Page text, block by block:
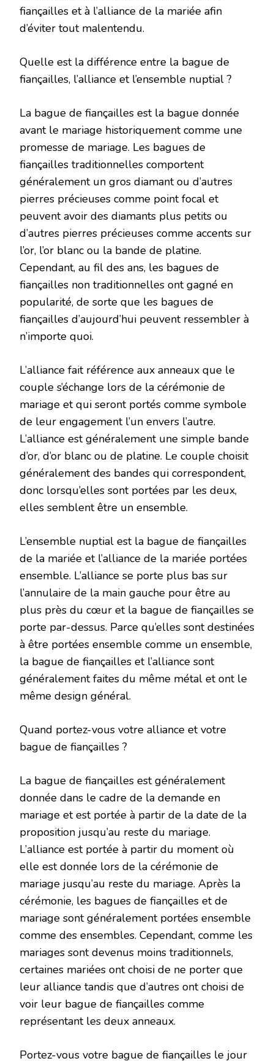
fiançailles et à l’alliance de la mariée afin
d’éviter tout malentendu.
Quelle est la différence entre la bague de
fiançailles, l’alliance et l’ensemble nuptial ?
La bague de fiançailles est la bague donnée
avant le mariage historiquement comme une
promesse de mariage. Les bagues de
fiançailles traditionnelles comportent
généralement un gros diamant ou d’autres
pierres précieuses comme point focal et
peuvent avoir des diamants plus petits ou
d’autres pierres précieuses comme accents sur
l’or, l’or blanc ou la bande de platine.
Cependant, au fil des ans, les bagues de
fiançailles non traditionnelles ont gagné en
popularité, de sorte que les bagues de
fiançailles d’aujourd’hui peuvent ressembler à
n’importe quoi.
L’alliance fait référence aux anneaux que le
couple s’échange lors de la cérémonie de
mariage et qui seront portés comme symbole
de leur engagement l’un envers l’autre.
L’alliance est généralement une simple bande
d’or, d’or blanc ou de platine. Le couple choisit
généralement des bandes qui correspondent,
donc lorsqu’elles sont portées par les deux,
elles semblent être un ensemble.
L’ensemble nuptial est la bague de fiançailles
de la mariée et l’alliance de la mariée portées
ensemble. L’alliance se porte plus bas sur
l’annulaire de la main gauche pour être au
plus près du cœur et la bague de fiançailles se
porte par-dessus. Parce qu’elles sont destinées
à être portées ensemble comme un ensemble,
la bague de fiançailles et l’alliance sont
généralement faites du même métal et ont le
même design général.
Quand portez-vous votre alliance et votre
bague de fiançailles ?
La bague de fiançailles est généralement
donnée dans le cadre de la demande en
mariage et est portée à partir de la date de la
proposition jusqu’au reste du mariage.
L’alliance est portée à partir du moment où
elle est donnée lors de la cérémonie de
mariage jusqu’au reste du mariage. Après la
cérémonie, les bagues de fiançailles et de
mariage sont généralement portées ensemble
comme des ensembles. Cependant, comme les
mariages sont devenus moins traditionnels,
certaines mariées ont choisi de ne porter que
leur alliance tandis que d’autres ont choisi de
voir leur bague de fiançailles comme
représentant les deux anneaux.
Portez-vous votre bague de fiançailles le jour